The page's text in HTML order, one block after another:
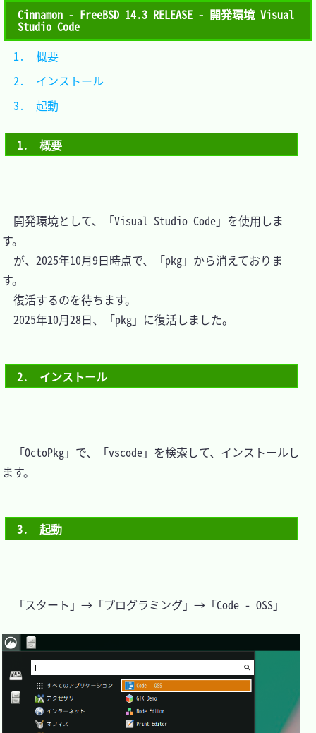
Cinnamon - FreeBSD 14.3 RELEASE - 開発環境 Visual
Studio Code
1.　概要
開発環境として、「Visual Studio Code」を使用しま
す。
が、2025年10月9日時点で、「pkg」から消えておりま
す。
復活するのを待ちます。
2025年10月28日、「pkg」に復活しました。
2.　インストール
「OctoPkg」で、「vscode」を検索して、インストールし
ます。
3.　起動
「スタート」→「プログラミング」→「Code - OSS」